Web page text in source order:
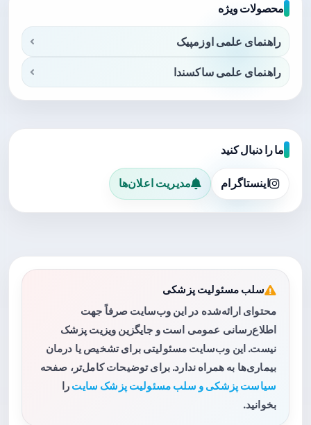
محصولات ویژه
راهنمای علمی اوزمپیک
راهنمای علمی ساکسندا
ما را دنبال کنید
اینستاگرام مدیریت اعلان‌ها
سلب مسئولیت پزشکی
محتوای ارائه‌شده در این وب‌سایت صرفاً جهت
اطلاع‌رسانی عمومی است و جایگزین ویزیت پزشک
نیست. این وب‌سایت مسئولیتی برای تشخیص یا درمان
بیماری‌ها به همراه ندارد. برای توضیحات کامل‌تر، صفحه
سیاست پزشکی و سلب مسئولیت پزشک سایت را
بخوانید.